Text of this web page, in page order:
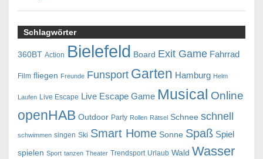
Schlagwörter
360BT Action Bielefeld Board Exit Game Fahrrad
Film fliegen Freunde Funsport Garten Hamburg Helm
Laufen Live Escape Live Escape Game Musical Online
openHAB Outdoor Party Rollen Rätsel Schnee schnell
schwimmen singen Ski Smart Home Sonne Spaß Spiel
spielen Sport tanzen Theater Trendsport Urlaub Wald Wasser